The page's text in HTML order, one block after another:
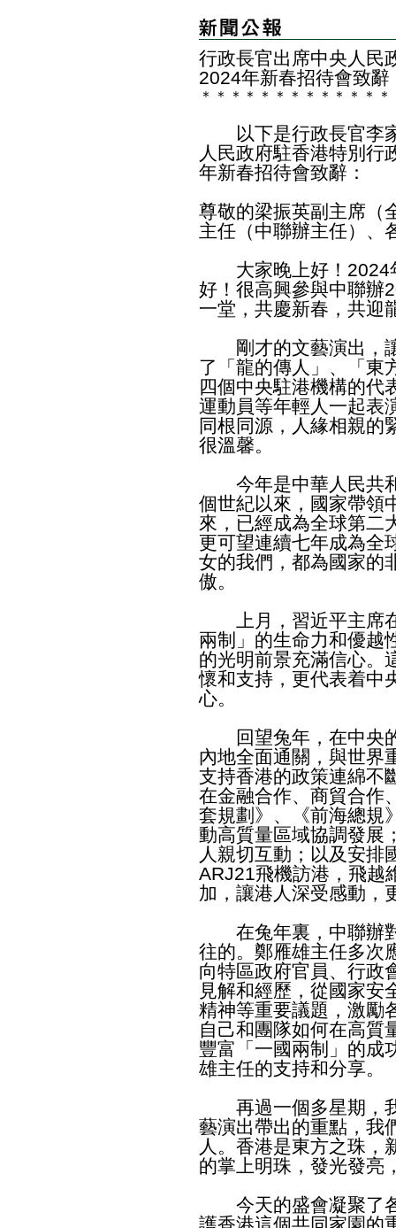
行政長官出席中央人民
2024年新春招待會致
＊ ＊ ＊ ＊ ＊ ＊ ＊ ＊ ＊ ＊ ＊ ＊ ＊
以下是行政長官李家
人民政府駐香港特別行
年新春招待會致辭：
尊敬的梁振英副主席（
主任（中聯辦主任）、
大家晚上好！2024
好！很高興參與中聯辦
一堂，共慶新春，共迎
剛才的文藝演出，讓
了「龍的傳人」、「東
四個中央駐港機構的代
運動員等年輕人一起表
同根同源，人緣相親的
很溫馨。
今年是中華人民共和
個世紀以來，國家帶領
來，已經成為全球第二
更可望連續七年成為全
女的我們，都為國家的
傲。
上月，習近平主席在
兩制」的生命力和優越
的光明前景充滿信心。
懷和支持，更代表着中
心。
回望兔年，在中央的
內地全面通關，與世界
支持香港的政策連綿不
在金融合作、商貿合作
套規劃》、《前海總規
動高質量區域協調發展
人親切互動；以及安排
ARJ21飛機訪港，飛越
加，讓港人深受感動，
在兔年裏，中聯辦對
往的。鄭雁雄主任多次
向特區政府官員、行政
見解和經歷，從國家安
精神等重要議題，激勵
自己和團隊如何在高質
豐富「一國兩制」的成
雄主任的支持和分享。
再過一個多星期，我
藝演出帶出的重點，我
人。香港是東方之珠，
的掌上明珠，發光發亮
今天的盛會凝聚了各